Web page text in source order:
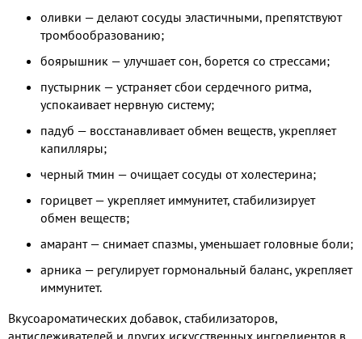
оливки — делают сосуды эластичными, препятствуют
тромбообразованию;
боярышник — улучшает сон, борется со стрессами;
пустырник — устраняет сбои сердечного ритма,
успокаивает нервную систему;
падуб — восстанавливает обмен веществ, укрепляет
капилляры;
черный тмин — очищает сосуды от холестерина;
горицвет — укрепляет иммунитет, стабилизирует
обмен веществ;
амарант — снимает спазмы, уменьшает головные боли;
арника — регулирует гормональный баланс, укрепляет
иммунитет.
Вкусоароматических добавок, стабилизаторов,
антислеживателей и других искусственных ингредиентов в